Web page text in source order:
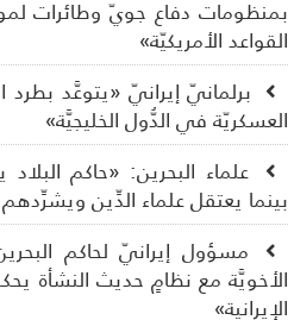
دفاع جويّ وطائرات
الأمريكيّة»
برلمانيّ إيرانيّ «يتوعَّد بطرد
في الدُّول الخليجيَّة»
علماء البحرين: «حاكم
يعتقل علماء الدِّين ويشرِّدهم
مسؤول إيرانيّ لحاكم
مع نظامٍ حديث النشأة